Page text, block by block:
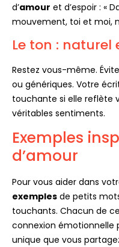
d’amour et d’espoir : «
mouvement, toi et moi,
Le ton : naturel
Restez vous-même.
ou génériques. Votre
touchante si elle reflète
véritables sentiments.
Exemples
d’amour
Pour vous aider dans
exemples de petits
touchants. Chacun de
connexion émotionnelle
unique que vous